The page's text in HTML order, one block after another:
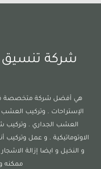
شركة تنسيق
هي أفضل شركة متخصصة
الإستراحات . وتركيب العشب
العشب الجداري . وتركيب
الاوتوماتيكية . و عمل وتركيب
و النخيل و ايضا إزالة
ممكنه